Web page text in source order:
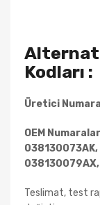
Kodları :
Üretici
OEM
Teslimat, test